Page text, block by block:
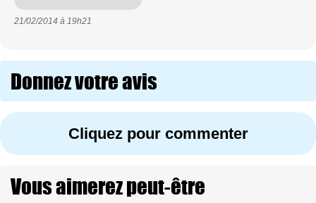
21/02/2014 à 19h21
Donnez votre avis
Cliquez pour commenter
Vous aimerez peut-être